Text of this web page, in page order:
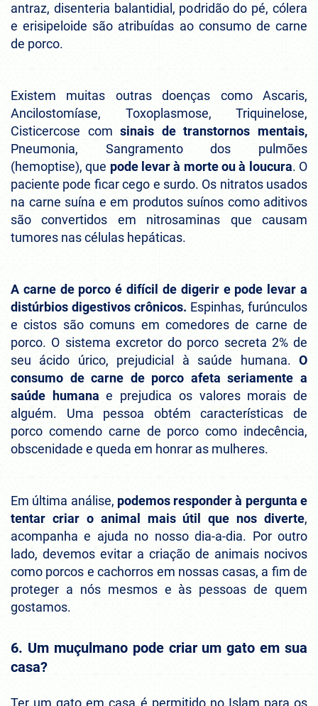
antraz, disenteria balantidial, podridão do pé, cólera
e erisipeloide são atribuídas ao consumo de carne
de porco.
Existem muitas outras doenças como Ascaris,
Ancilostomíase, Toxoplasmose, Triquinelose,
Cisticercose comsinais de transtornos mentais,
Pneumonia, Sangramento dos pulmões
(hemoptise), que pode levar à morte ou à loucura. O
paciente pode ficar cego e surdo. Os nitratos usados
na carne suína e em produtos suínos como aditivos
são convertidos em nitrosaminas que causam
tumores nas células hepáticas.
A carne de porco é difícil de digerir e pode levar a
distúrbios digestivos crônicos. Espinhas, furúnculos
e cistos são comuns em comedores de carne de
porco. O sistema excretor do porco secreta 2% de
seu ácido úrico, prejudicial à saúde humana. O
consumo de carne de porco afeta seriamente a
saúde humana e prejudica os valores morais de
alguém. Uma pessoa obtém características de
porco comendo carne de porco como indecência,
obscenidade e queda em honrar as mulheres.
Em última análise, podemos responder à pergunta e
tentar criar o animal mais útil que nos diverte,
acompanha e ajuda no nosso dia-a-dia. Por outro
lado, devemos evitar a criação de animais nocivos
como porcos e cachorros em nossas casas, a fim de
proteger a nós mesmos e às pessoas de quem
gostamos.
6. Um muçulmano pode criar um gato em sua
casa?